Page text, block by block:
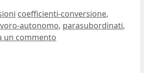
Tag
coefficienti-conversione,
autonomo, parasubordinati,
un commento